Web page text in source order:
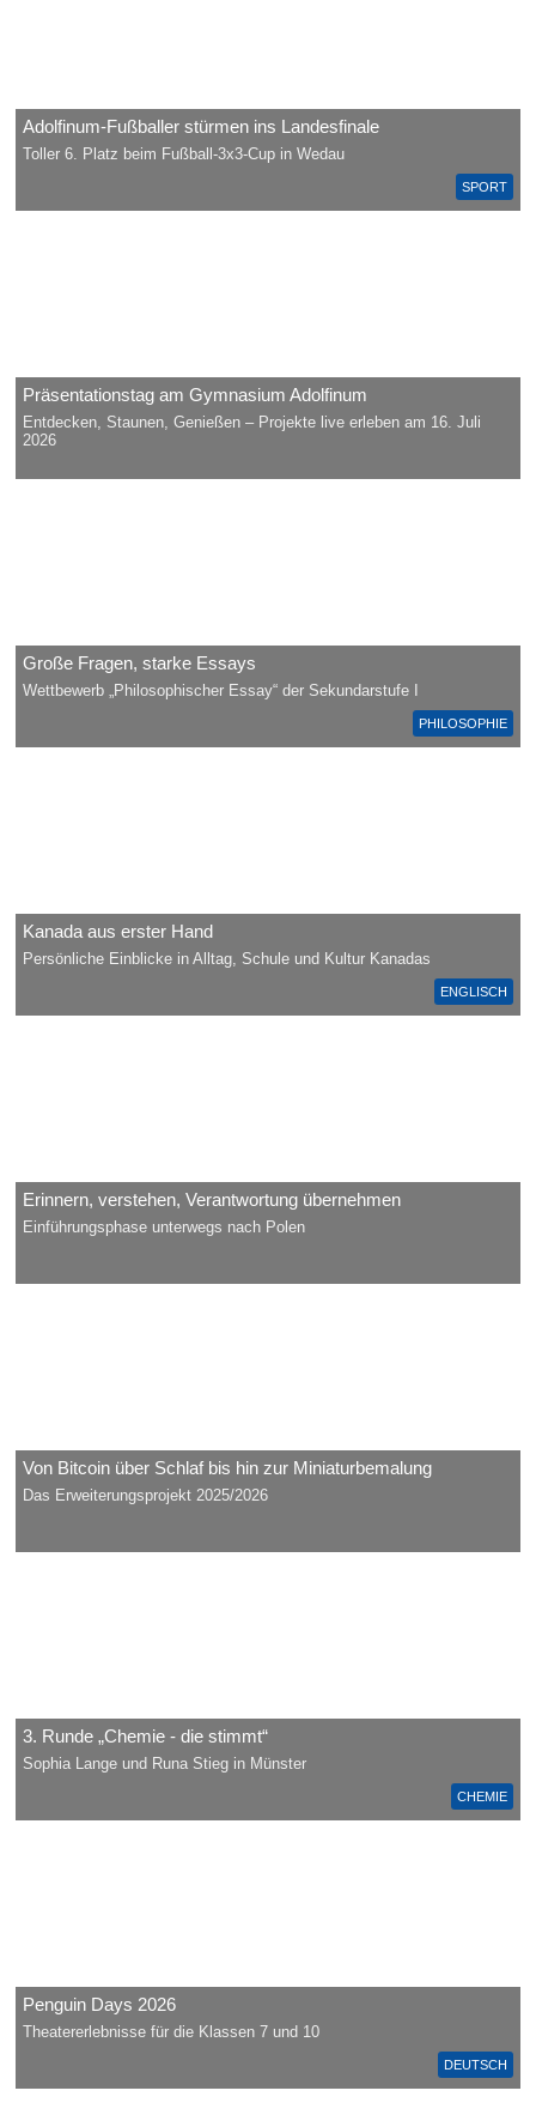
SPORT
Adolfinum-Fußballer stürmen ins Landesfinale
Toller 6. Platz beim Fußball-3x3-Cup in Wedau
Präsentationstag am Gymnasium Adolfinum
Entdecken, Staunen, Genießen – Projekte live erleben am 16. Juli
2026
PHILOSOPHIE
Große Fragen, starke Essays
Wettbewerb „Philosophischer Essay“ der Sekundarstufe I
ENGLISCH
Kanada aus erster Hand
Persönliche Einblicke in Alltag, Schule und Kultur Kanadas
Erinnern, verstehen, Verantwortung übernehmen
Einführungsphase unterwegs nach Polen
Von Bitcoin über Schlaf bis hin zur Miniaturbemalung
Das Erweiterungsprojekt 2025/2026
CHEMIE
3. Runde „Chemie - die stimmt“
Sophia Lange und Runa Stieg in Münster
DEUTSCH
Penguin Days 2026
Theatererlebnisse für die Klassen 7 und 10